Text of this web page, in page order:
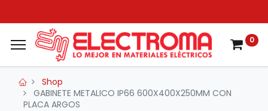
0
Shop
GABINETE METALICO IP66 600X400X250MM CON
PLACA ARGOS